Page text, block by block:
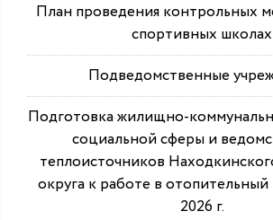
План проведения контрольных
спортивных школах
Подведомственные
Подготовка жилищно-
социальной сферы и
теплоисточников
округа к работе в
2026 г.